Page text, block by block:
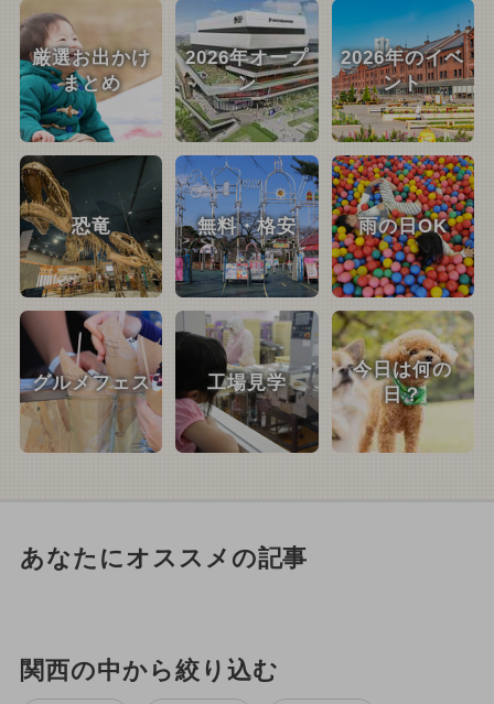
厳選お出かけ
まとめ
2026年オープ
ン
2026年のイベ
ント
恐竜 無料・格安 雨の日OK
グルメフェス 工場見学
今日は何の
日？
あなたにオススメの記事
関西の中から絞り込む